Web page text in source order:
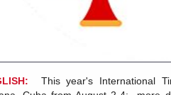
This year's International